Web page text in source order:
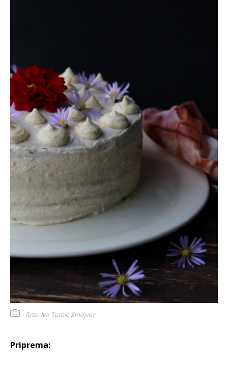
foto: Iva Tomić Smojver
Priprema: